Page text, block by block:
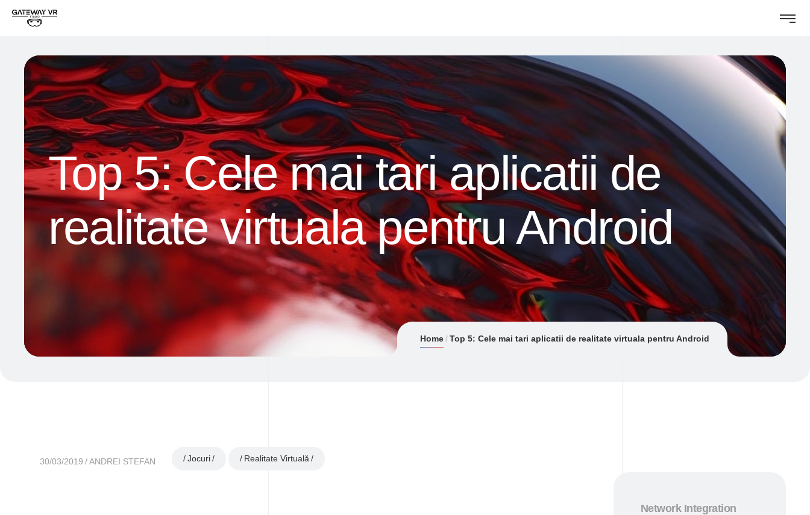
Top 5: Cele mai tari aplicatii de
realitate virtuala pentru Android
Home Top 5: Cele mai tari aplicatii de realitate virtuala pentru Android
30/03/2019 ANDREI STEFAN Jocuri Realitate Virtuală
Network Integration